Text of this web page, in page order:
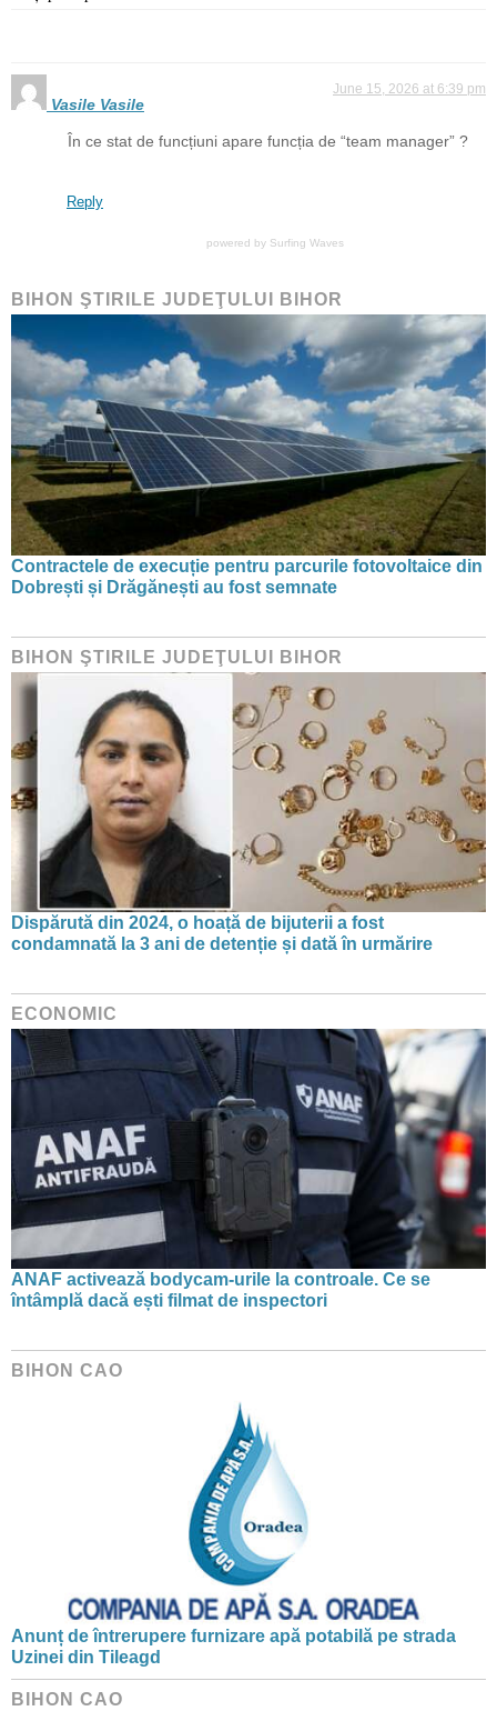
Vasile Vasile
June 15, 2026 at 6:39 pm
În ce stat de funcțiuni apare funcția de “team manager” ?
Reply
powered by Surfing Waves
BIHON ŞTIRILE JUDEŢULUI BIHOR
Contractele de execuție pentru parcurile fotovoltaice din
Dobrești și Drăgănești au fost semnate
BIHON ŞTIRILE JUDEŢULUI BIHOR
Dispărută din 2024, o hoață de bijuterii a fost
condamnată la 3 ani de detenție și dată în urmărire
ECONOMIC
ANAF activează bodycam-urile la controale. Ce se
întâmplă dacă ești filmat de inspectori
BIHON CAO
Anunț de întrerupere furnizare apă potabilă pe strada
Uzinei din Tileagd
BIHON CAO